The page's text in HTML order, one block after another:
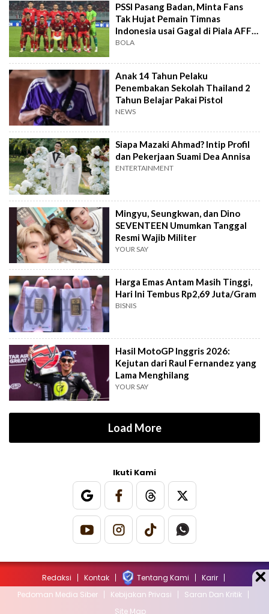
PSSI Pasang Badan, Minta Fans
Tak Hujat Pemain Timnas
Indonesia usai Gagal di Piala AFF
2026
BOLA
Anak 14 Tahun Pelaku
Penembakan Sekolah Thailand 2
Tahun Belajar Pakai Pistol
NEWS
Siapa Mazaki Ahmad? Intip Profil
dan Pekerjaan Suami Dea Annisa
ENTERTAINMENT
Mingyu, Seungkwan, dan Dino
SEVENTEEN Umumkan Tanggal
Resmi Wajib Militer
YOUR SAY
Harga Emas Antam Masih Tinggi,
Hari Ini Tembus Rp2,69 Juta/Gram
BISNIS
Hasil MotoGP Inggris 2026:
Kejutan dari Raul Fernandez yang
Lama Menghilang
YOUR SAY
Load More
Ikuti Kami
Redaksi Kontak Tentang Kami
Karir
Pedoman Media Siber
Kebijakan Privasi
Saran Dan Kritik
Site Map